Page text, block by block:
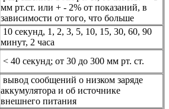
мм рт.ст. или + - 2% от показаний, в
зависимости от того, что больше
10 секунд, 1, 2, 3, 5, 10, 15, 30, 60, 90
минут, 2 часа
< 40 секунд; от 30 до 300 мм рт. ст.
вывод сообщений о низком заряде
аккумулятора и об источнике
внешнего питания